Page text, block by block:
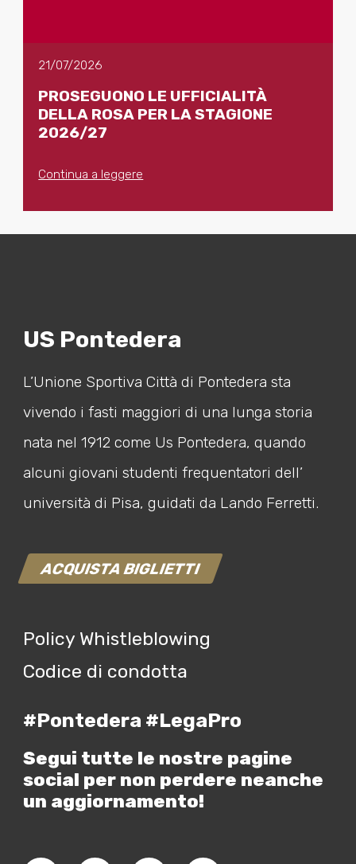
21/07/2026
PROSEGUONO LE UFFICIALITÀ
DELLA ROSA PER LA STAGIONE
2026/27
Continua a leggere
US Pontedera
L’Unione Sportiva Città di Pontedera sta
vivendo i fasti maggiori di una lunga storia
nata nel 1912 come Us Pontedera, quando
alcuni giovani studenti frequentatori dell’
università di Pisa, guidati da Lando Ferretti.
ACQUISTA BIGLIETTI
Policy Whistleblowing
Codice di condotta
#Pontedera #LegaPro
Segui tutte le nostre pagine
social per non perdere neanche
un aggiornamento!